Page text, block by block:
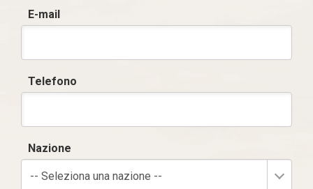
E-mail
Telefono
Nazione
-- Seleziona una nazione --